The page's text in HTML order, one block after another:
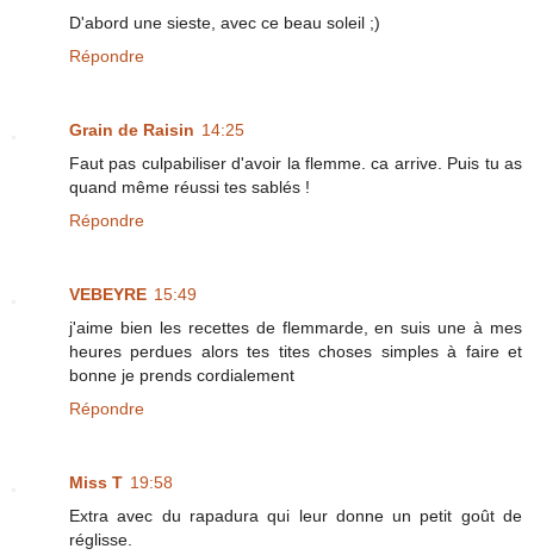
D'abord une sieste, avec ce beau soleil ;)
Répondre
Grain de Raisin 14:25
Faut pas culpabiliser d'avoir la flemme. ca arrive. Puis tu as
quand même réussi tes sablés !
Répondre
VEBEYRE 15:49
j'aime bien les recettes de flemmarde, en suis une à mes
heures perdues alors tes tites choses simples à faire et
bonne je prends cordialement
Répondre
Miss T 19:58
Extra avec du rapadura qui leur donne un petit goût de
réglisse.